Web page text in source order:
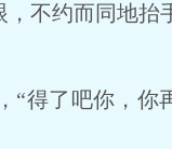
约而同地抬
了吧你，你